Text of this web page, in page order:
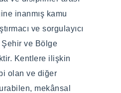
inanmış kamu
ve sorgulayıcı
Şehir ve Bölge
Kentlere ilişkin
olan ve diğer
mekânsal
Lisans Programı",
becerisine sahip,
kentsel analiz teknikleri
şehir